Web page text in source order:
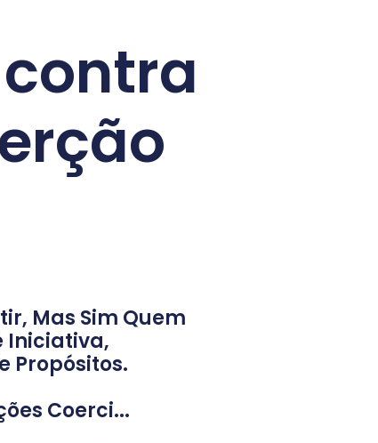
Mas Sim Quem
Iniciativa,
Propósitos.
Coerci...